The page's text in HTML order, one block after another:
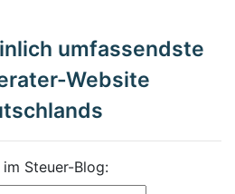
umfassendste
Website
im Steuer-Blog: